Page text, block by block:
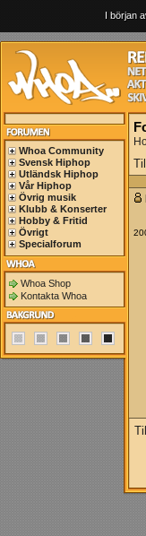
I början
Whoa Community
Svensk Hiphop
Utländsk Hiphop
Vår Hiphop
Övrig musik
Klubb & Konserter
Hobby & Fritid
Övrigt
Specialforum
Whoa Shop
Kontakta Whoa